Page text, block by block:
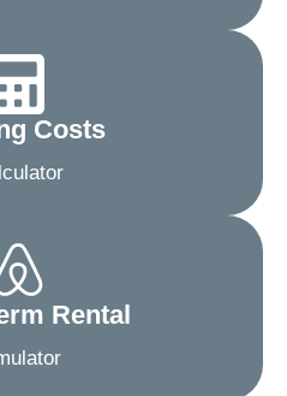
Costs
Rental